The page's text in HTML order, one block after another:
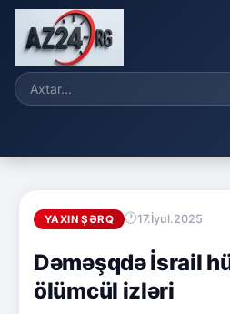
YAXIN ŞƏRQ 17.İyul.2025
Dəməşqdə İsrail
ölümcül izləri